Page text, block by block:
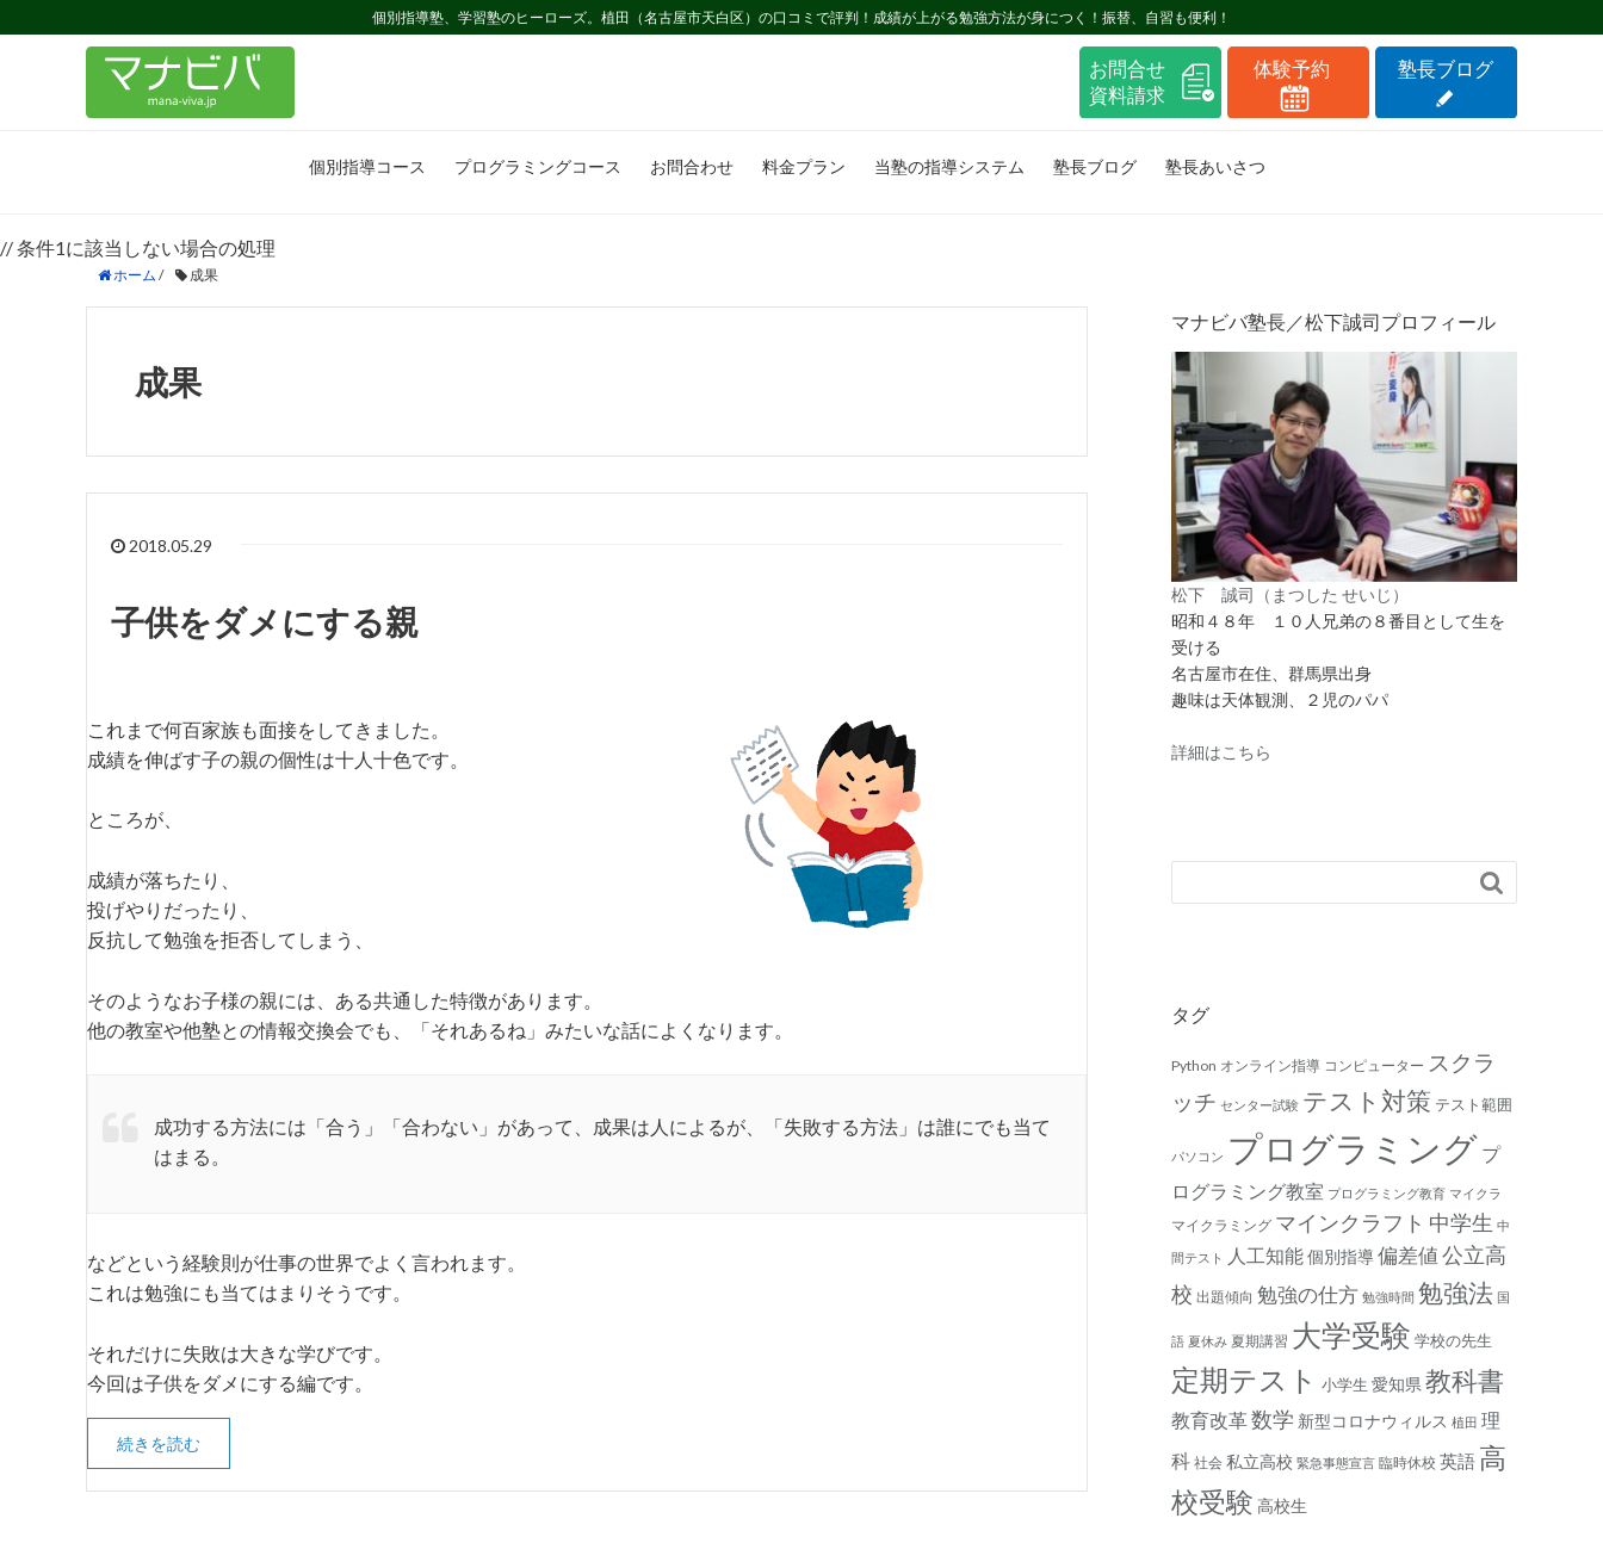
個別指導塾、学習塾のヒーローズ。植田（名古屋市天白区）の口コミで評判！成績が上がる勉強方法が身につく！振替、自習も便利！
個別指導コース プログラミングコース お問合わせ 料金プラン 当塾の指導システム 塾長ブログ 塾長あいさつ
// 条件1に該当しない場合の処理
ホーム / 成果
成果
2018.05.29
子供をダメにする親
これまで何百家族も面接をしてきました。
成績を伸ばす子の親の個性は十人十色です。
ところが、
成績が落ちたり、
投げやりだったり、
反抗して勉強を拒否してしまう、
そのようなお子様の親には、ある共通した特徴があります。
他の教室や他塾との情報交換会でも、「それあるね」みたいな話によくなります。
成功する方法には「合う」「合わない」があって、成果は人によるが、「失敗する方法」は誰にでも当て
はまる。
などという経験則が仕事の世界でよく言われます。
これは勉強にも当てはまりそうです。
それだけに失敗は大きな学びです。
今回は子供をダメにする編です。
続きを読む
マナビバ塾長／松下誠司プロフィール
松下 誠司（まつした せいじ）
昭和４８年 １０人兄弟の８番目として生を
受ける
名古屋市在住、群馬県出身
趣味は天体観測、２児のパパ
詳細はこちら

タグ
Python オンライン指導 コンピューター スクラ
ッチ センター試験 テスト対策 テスト範囲
パソコン プログラミング プ
ログラミング教室 プログラミング教育 マイクラ
マイクラミング マインクラフト 中学生 中
間テスト 人工知能個別指導偏差値 公立高
校 出題傾向 勉強の仕方 勉強時間 勉強法 国
語 夏休み 夏期講習 大学受験 学校の先生
定期テスト 小学生 愛知県 教科書
教育改革数学 新型コロナウィルス 植田 理
科 社会 私立高校 緊急事態宣言 臨時休校 英語 高
校受験 高校生